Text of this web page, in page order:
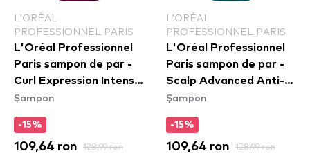
L'ORÉAL
PROFESSIONNEL PARIS
L'Oréal Professionnel
Paris sampon de par -
Curl Expression Intense
Moisturizing Cleansing
Șampon
-15%
109,64 ron 128,99 ron
L'ORÉAL
PROFESSIONNEL PARIS
L'Oréal Professionnel
Paris sampon de par -
Scalp Advanced Anti-
Discomfort Dermo-
Șampon
-15%
109,64 ron 128,99 ron